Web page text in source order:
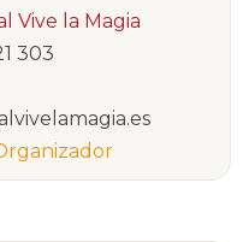
Vive la Magia
303